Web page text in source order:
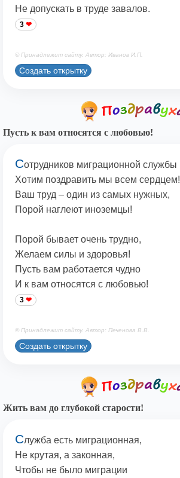
Не допускать в труде завалов.
3
© Принадлежит сайту. Автор: Иванов И.П.
Создать открытку
Пусть к вам относятся с любовью!
Сотрудников миграционной службы
Хотим поздравить мы всем сердцем!
Ваш труд – один из самых нужных,
Порой наглеют иноземцы!
Порой бывает очень трудно,
Желаем силы и здоровья!
Пусть вам работается чудно
И к вам относятся с любовью!
3
© Принадлежит сайту. Автор: Печенова В.В.
Создать открытку
Жить вам до глубокой старости!
Служба есть миграционная,
Не крутая, а законная,
Чтобы не было миграции